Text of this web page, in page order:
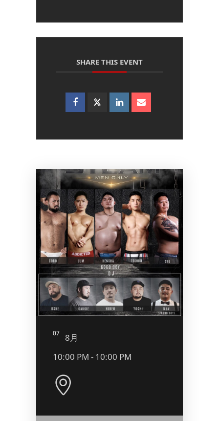
SHARE THIS EVENT
07
8月
10:00 PM - 10:00 PM